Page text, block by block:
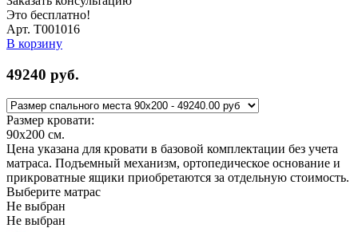
Это бесплатно!
Арт. Т001016
В корзину
49240 руб.
Размер кровати:
90x200 см.
Цена указана для кровати в базовой комплектации без учета
матраса. Подъемный механизм, ортопедическое основание и
прикроватные ящики приобретаются за отдельную стоимость.
Выберите матрас
Не выбран
Не выбран